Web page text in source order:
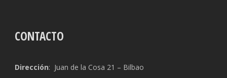
CONTACTO
Dirección: Juan de la Cosa 21 – Bilbao